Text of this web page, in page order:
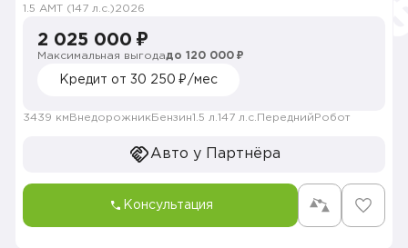
1.5 AMT (147 л.с.)2026
2 025 000 ₽
Максимальная выгодадо 120 000 ₽
Кредит от 30 250 ₽/мес
3439 км Внедорожник Бензин1.5 л. 147 л.с. Передний Робот
Авто у Партнёра
Консультация